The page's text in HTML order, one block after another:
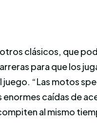
clásicos, que
para que los
“Las motos
caídas de
al mismo